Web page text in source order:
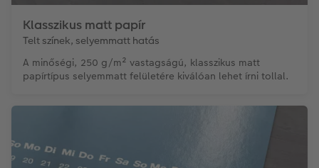
Klasszikus matt papír
Telt színek, selyemmatt hatás
A minőségi, 250 g/m² vastagságú, klasszikus matt
papírtípus selyemmatt felületére kiválóan lehet írni tollal.